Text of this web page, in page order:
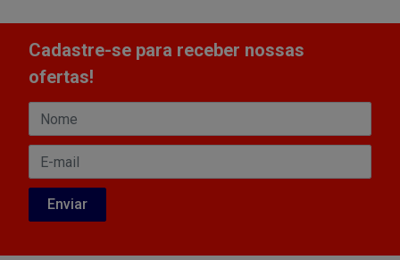
Cadastre-se para receber nossas
ofertas!